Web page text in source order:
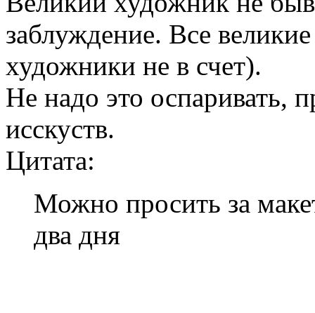
заблуждение. Все
художники не в счет).
Не надо это оспаривать,
исскуств.
Цитата:
Можно просить за
два дня